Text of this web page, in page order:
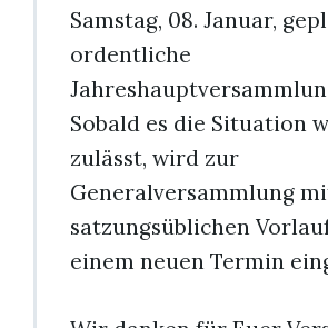
Samstag, 08. Januar,
ordentliche
Sobald es die Situation
zulässt, wird zur
Generalversammlung
satzungsüblichen
einem neuen Termin